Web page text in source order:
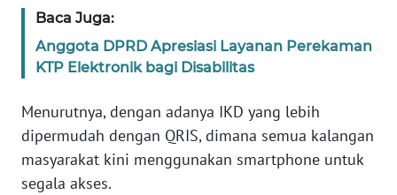
Baca Juga:
Anggota DPRD Apresiasi Layanan Perekaman
KTP Elektronik bagi Disabilitas
Menurutnya, dengan adanya IKD yang lebih
dipermudah dengan QRIS, dimana semua kalangan
masyarakat kini menggunakan smartphone untuk
segala akses.
WN
NTB
SULTENG
WN
SULBAR